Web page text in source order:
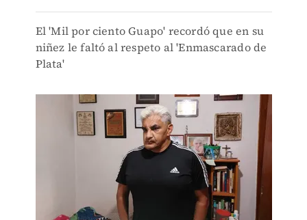
El 'Mil por ciento Guapo' recordó que en su
niñez le faltó al respeto al 'Enmascarado de
Plata'